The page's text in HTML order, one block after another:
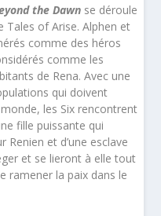
the Dawn se déroule
Tales of Arise. Alphen et
comme des héros
comme les
de Rena. Avec une
qui doivent
les Six rencontrent
fille puissante qui
Renien et d’une esclave
et se lieront à elle tout
ramener la paix dans le